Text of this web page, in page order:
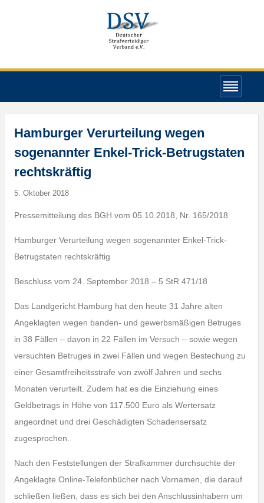
Hamburger Verurteilung wegen
sogenannter Enkel-Trick-Betrugstaten
rechtskräftig
5. Oktober 2018
Pressemitteilung des BGH vom 05.10.2018, Nr. 165/2018
Hamburger Verurteilung wegen sogenannter Enkel-Trick-
Betrugstaten rechtskräftig
Beschluss vom 24. September 2018 – 5 StR 471/18
Das Landgericht Hamburg hat den heute 31 Jahre alten
Angeklagten wegen banden- und gewerbsmäßigen Betruges
in 38 Fällen – davon in 22 Fällen im Versuch – sowie wegen
versuchten Betruges in zwei Fällen und wegen Bestechung zu
einer Gesamtfreiheitsstrafe von zwölf Jahren und sechs
Monaten verurteilt. Zudem hat es die Einziehung eines
Geldbetrags in Höhe von 117.500 Euro als Wertersatz
angeordnet und drei Geschädigten Schadensersatz
zugesprochen.
Nach den Feststellungen der Strafkammer durchsuchte der
Angeklagte Online-Telefonbücher nach Vornamen, die darauf
schließen ließen, dass es sich bei den Anschlussinhabern um